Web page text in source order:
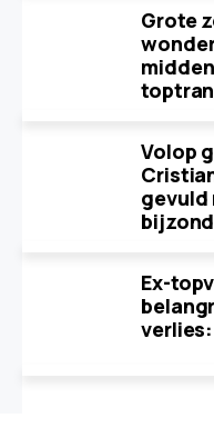
Grote
Volop
gevuld
Ex-